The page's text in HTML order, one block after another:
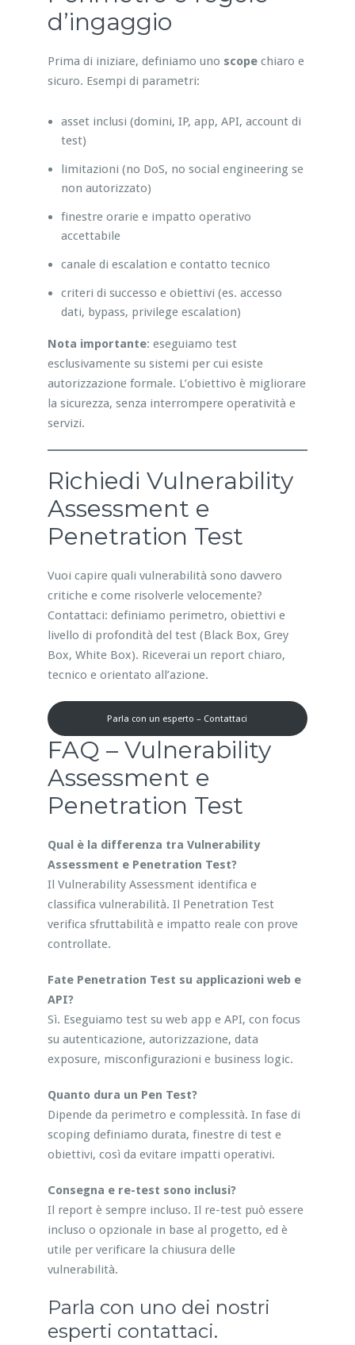
d’ingaggio
Prima di iniziare, definiamo uno scopechiaro e
sicuro. Esempi di parametri:
asset inclusi (domini, IP, app, API, account di
test)
limitazioni (no DoS, no social engineering se
non autorizzato)
finestre orarie e impatto operativo
accettabile
canale di escalation e contatto tecnico
criteri di successo e obiettivi (es. accesso
dati, bypass, privilege escalation)
Nota importante: eseguiamo test
esclusivamente su sistemi per cui esiste
autorizzazione formale. L’obiettivo è migliorare
la sicurezza, senza interrompere operatività e
servizi.
Richiedi Vulnerability
Assessment e
Penetration Test
Vuoi capire quali vulnerabilità sono davvero
critiche e come risolverle velocemente?
Contattaci: definiamo perimetro, obiettivi e
livello di profondità del test (Black Box, Grey
Box, White Box). Riceverai un report chiaro,
tecnico e orientato all’azione.
Parla con un esperto – Contattaci
FAQ – Vulnerability
Assessment e
Penetration Test
Qual è la differenza tra Vulnerability
Assessment e Penetration Test?
Il Vulnerability Assessment identifica e
classifica vulnerabilità. Il Penetration Test
verifica sfruttabilità e impatto reale con prove
controllate.
Fate Penetration Test su applicazioni web e
API?
Sì. Eseguiamo test su web app e API, con focus
su autenticazione, autorizzazione, data
exposure, misconfigurazioni e business logic.
Quanto dura un Pen Test?
Dipende da perimetro e complessità. In fase di
scoping definiamo durata, finestre di test e
obiettivi, così da evitare impatti operativi.
Consegna e re-test sono inclusi?
Il report è sempre incluso. Il re-test può essere
incluso o opzionale in base al progetto, ed è
utile per verificare la chiusura delle
vulnerabilità.
Parla con uno dei nostri
esperti contattaci.